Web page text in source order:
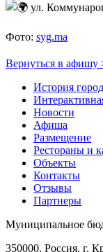
ул.
Фото: syg.ma
Вернуться в афишу
История
Новости
Афиша
Размещение
Рестораны и
Объекты
Контакты
Отзывы
Партнеры
Муниципальное
350000, Россия, г.